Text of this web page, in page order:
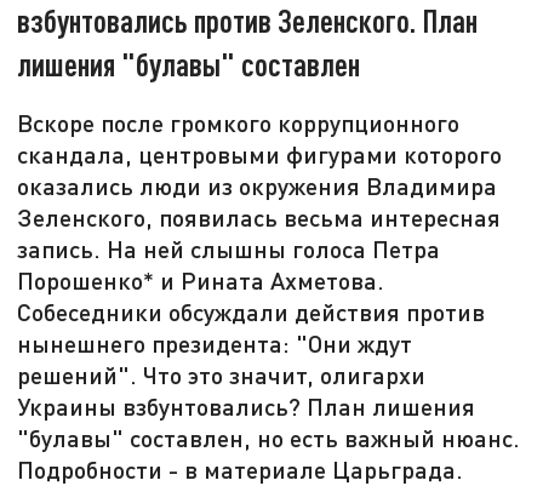
взбунтовались против Зеленского. План
лишения "булавы" составлен
Вскоре после громкого коррупционного
скандала, центровыми фигурами которого
оказались люди из окружения Владимира
Зеленского, появилась весьма интересная
запись. На ней слышны голоса Петра
Порошенко* и Рината Ахметова.
Собеседники обсуждали действия против
нынешнего президента: "Они ждут
решений". Что это значит, олигархи
Украины взбунтовались? План лишения
"булавы" составлен, но есть важный нюанс.
Подробности - в материале Царьграда.